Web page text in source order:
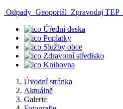
Odpady Geoportál Zpravodaj TEP
Úřední deska
Poplatky
Služby obce
Zdravotní středisko
Knihovna
Úvodní stránka
Aktuálně
Galerie